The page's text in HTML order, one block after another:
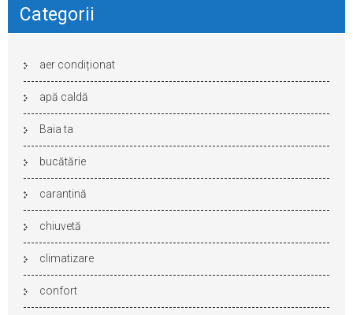
Categorii
aer condiționat
apă caldă
Baia ta
bucătărie
carantină
chiuvetă
climatizare
confort